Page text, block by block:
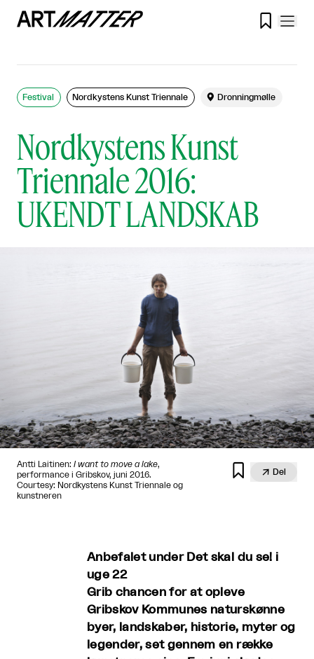

Nordkystens Kunst
Triennale 2016:
UKENDT LANDSKAB
Festival Nordkystens Kunst Triennale  Dronningmølle
Antti Laitinen: I want to move a lake,
performance i Gribskov, juni 2016.
Courtesy: Nordkystens Kunst Triennale og
kunstneren
  Del
Anbefalet under Det skal du se! i
uge 22
Grib chancen for at opleve
Gribskov Kommunes naturskønne
byer, landskaber, historie, myter og
legender, set gennem en række